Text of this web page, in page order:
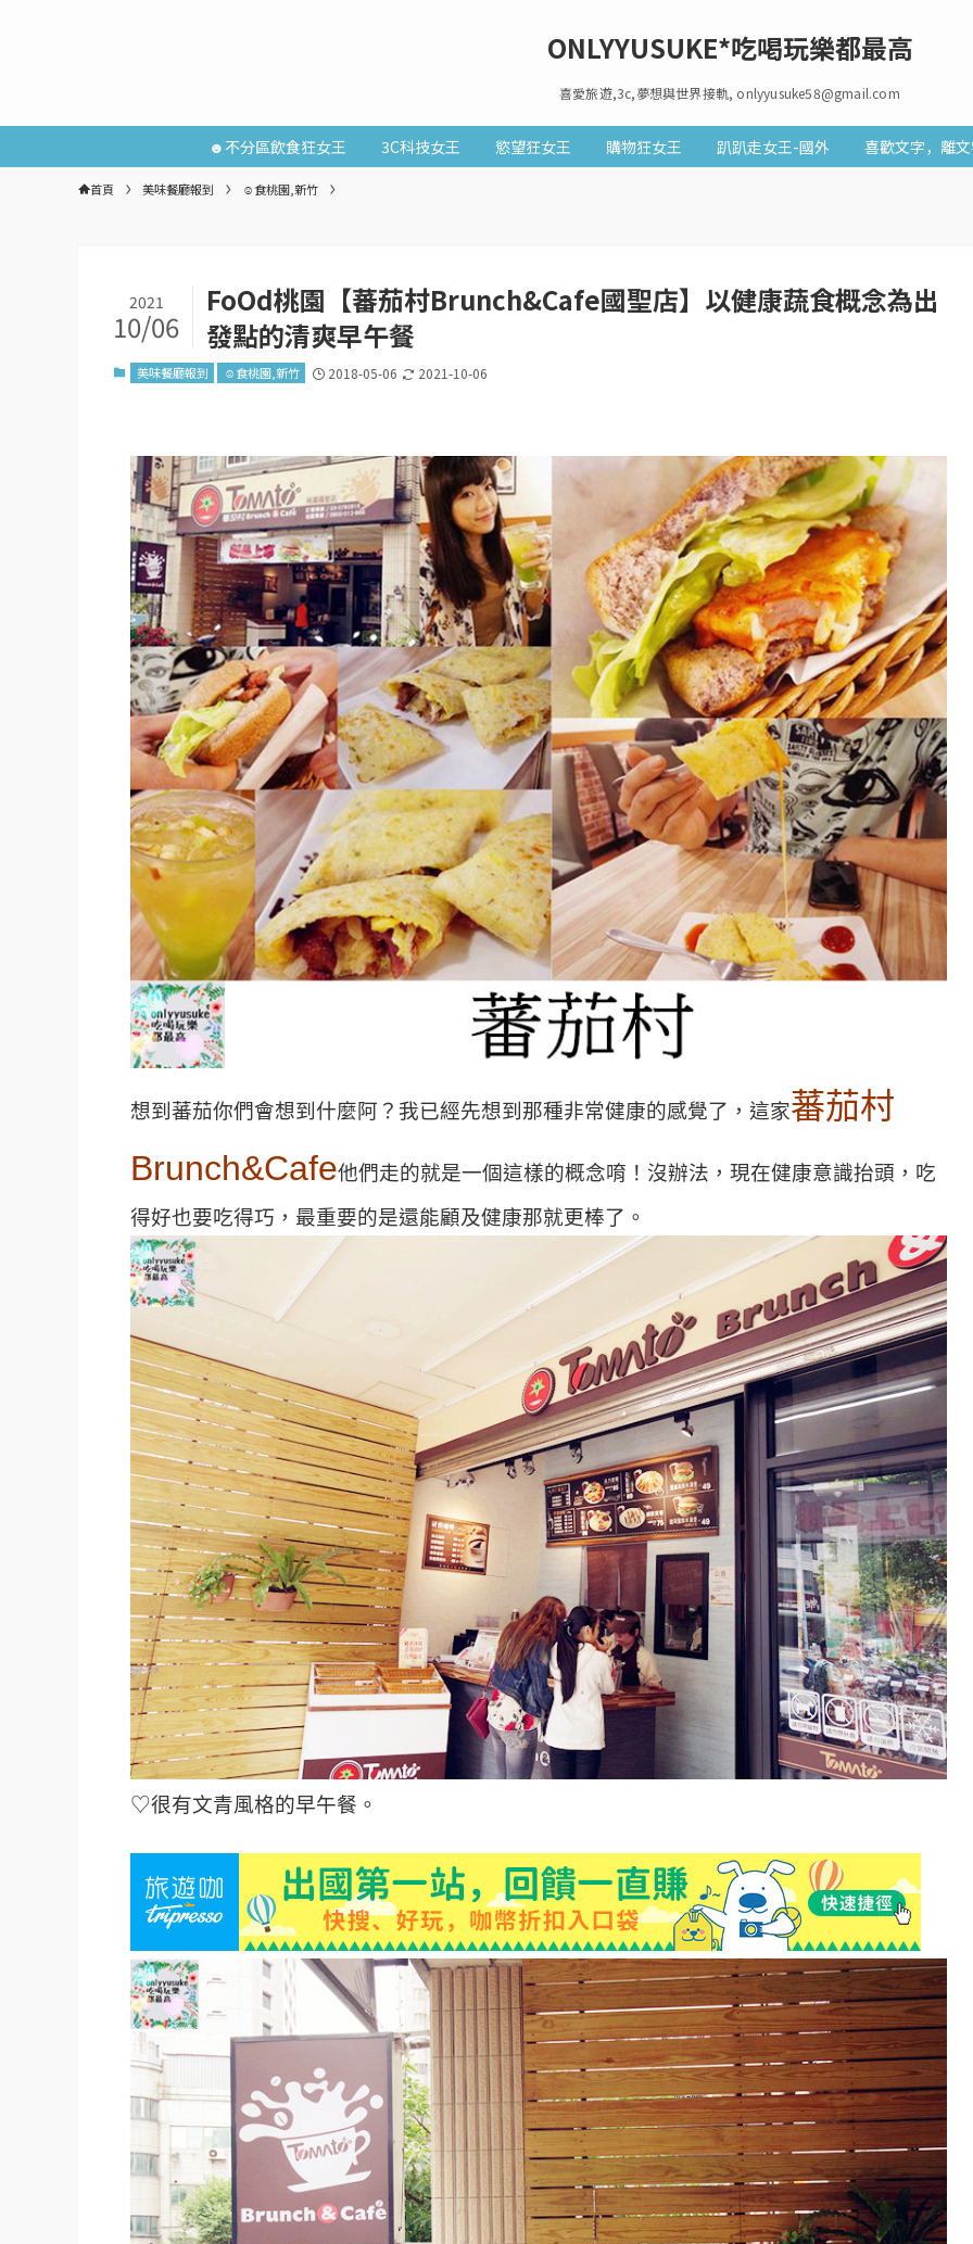
ONLYYUSUKE*吃喝玩樂都最高
喜愛旅遊,3c,夢想與世界接軌, onlyyusuke58@gmail.com
☻不分區飲食狂女王 3C科技女王 慾望狂女王 購物狂女王 趴趴走女王-國外 喜歡文字，離
首頁 美味餐廳報到 ☺食桃園,新竹
FoOd桃園【蕃茄村Brunch&Cafe國聖店】以健康蔬食概念為出
發點的清爽早午餐
2021
10/06
美味餐廳報到 ☺食桃園,新竹 2018-05-06 2021-10-06
想到蕃茄你們會想到什麼阿？我已經先想到那種非常健康的感覺了，這家蕃茄村
Brunch&Cafe他們走的就是一個這樣的概念唷！沒辦法，現在健康意識抬頭，吃
得好也要吃得巧，最重要的是還能顧及健康那就更棒了。
♡很有文青風格的早午餐。